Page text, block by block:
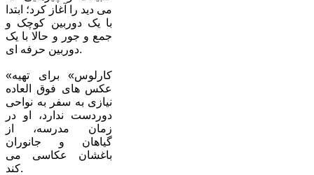
می دید را آغاز کرد؛ ابتدا
با یک دوربین کوچک و
جمع و جور و حالا با یک
دوربین حرفه ای.
«کارلوس» برای تهیه
عکس های فوق العاده
نیازی به سفر به نواحی
دوردست ندارد، او در
زمان مدرسه، از
گیاهان و جانوران
باغشان عکاسی می
کند.